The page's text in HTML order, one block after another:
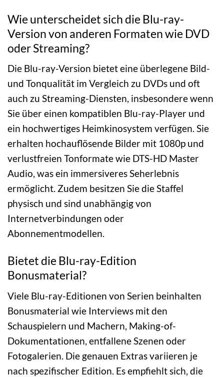
Wie unterscheidet sich die Blu-ray-
Version von anderen Formaten wie DVD
oder Streaming?
Die Blu-ray-Version bietet eine überlegene Bild-
und Tonqualität im Vergleich zu DVDs und oft
auch zu Streaming-Diensten, insbesondere wenn
Sie über einen kompatiblen Blu-ray-Player und
ein hochwertiges Heimkinosystem verfügen. Sie
erhalten hochauflösende Bilder mit 1080p und
verlustfreien Tonformate wie DTS-HD Master
Audio, was ein immersiveres Seherlebnis
ermöglicht. Zudem besitzen Sie die Staffel
physisch und sind unabhängig von
Internetverbindungen oder
Abonnementmodellen.
Bietet die Blu-ray-Edition
Bonusmaterial?
Viele Blu-ray-Editionen von Serien beinhalten
Bonusmaterial wie Interviews mit den
Schauspielern und Machern, Making-of-
Dokumentationen, entfallene Szenen oder
Fotogalerien. Die genauen Extras variieren je
nach spezifischer Edition. Es empfiehlt sich, die